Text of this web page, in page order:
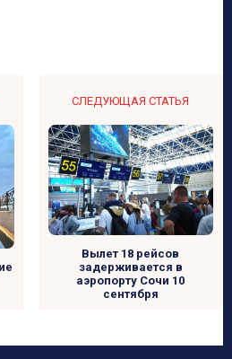
СЛЕДУЮЩАЯ СТАТЬЯ
Вылет 18 рейсов
задерживается в
аэропорту Сочи 10
сентября